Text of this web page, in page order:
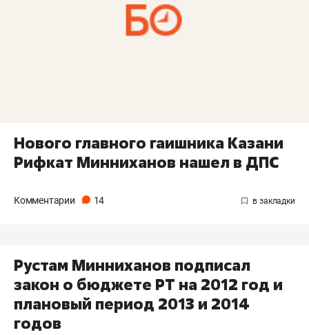
Нового главного гаишника Казани
Рифкат Минниханов нашел в ДПС
Комментарии 14
Рустам Минниханов подписал
закон о бюджете РТ на 2012 год и
плановый период 2013 и 2014
годов